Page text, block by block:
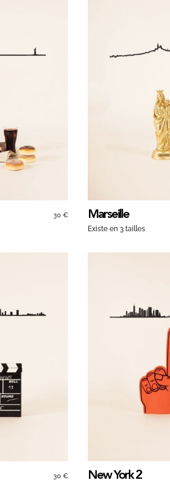
30 € Marseille
Existe en 3 tailles
30 € New York 2